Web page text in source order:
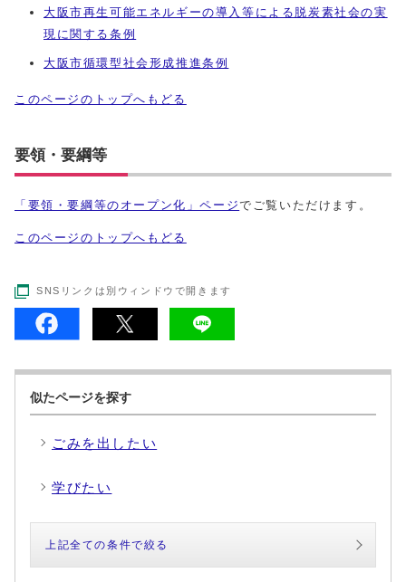
大阪市再生可能エネルギーの導入等による脱炭素社会の実
現に関する条例
大阪市循環型社会形成推進条例
このページのトップへもどる
要領・要綱等
「要領・要綱等のオープン化」ページでご覧いただけます。
このページのトップへもどる
SNSリンクは別ウィンドウで開きます
似たページを探す
ごみを出したい
学びたい
上記全ての条件で絞る